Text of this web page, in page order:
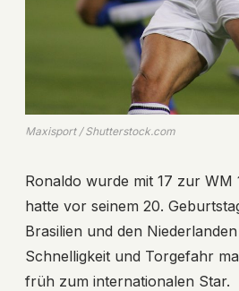
Maxisport / Shutterstock.com
Ronaldo wurde mit 17 zur WM
hatte vor seinem 20.
Brasilien und den
Schnelligkeit und Torgefahr
früh zum internationalen Star.